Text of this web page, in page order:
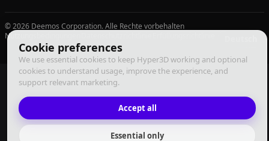
Cookie preferences
We use essential cookies to keep Hyper3D working and optional
cookies to understand usage, improve the experience, and
support relevant marketing.
Accept all
Essential only
© 2026 Deemos Corporation. Alle Rechte vorbehalten
Nutzungsbedingungen